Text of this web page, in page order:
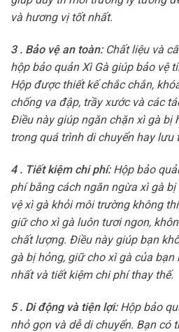
và hương vị tốt nhất.
3 . Bảo vệ an toàn:Chất liệu và
hộp bảo quản Xì Gà giúp bảo vệ
Hộp được thiết kế chắc chắn,
chống va đập, trầy xước và các
Điều này giúp ngăn chặn xì gà bị
trong quá trình di chuyển hay lưu
4 . Tiết kiệm chi phí:Hộp bảo
phí bằng cách ngăn ngừa xì gà
vệ xì gà khỏi môi trường không
giữ cho xì gà luôn tươi ngon,
chất lượng. Điều này giúp bạn
gà bị hỏng, giữ cho xì gà của
nhất và tiết kiệm chi phí thay thế.
5 . Di động và tiện lợi:Hộp bảo
nhỏ gọn và dễ di chuyển. Bạn có